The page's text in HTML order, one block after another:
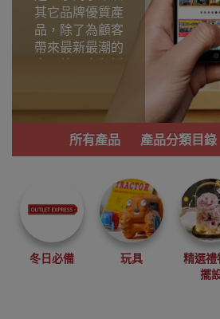
其它品牌優質產
品，除了為顧客
帶來最新最潮的
產品外，亦包括
功能齊備的產
品。
我們每月會固定
尋找最更新、最
潮、有特色而且
優惠的優質產
品，從用家的角
度為你帶來你的
最好選擇。
所有產品 產品分類目錄
冬日必備 玩具
精選禮
擺